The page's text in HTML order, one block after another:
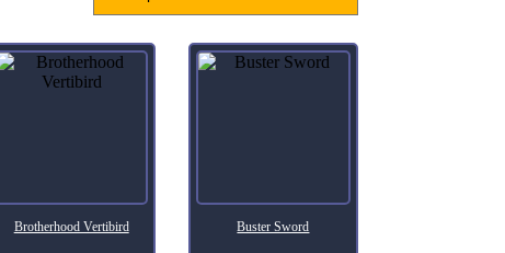
Brotherhood Vertibird Buster Sword